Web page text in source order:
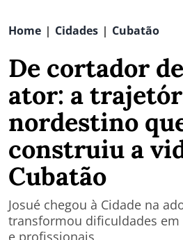
Home | Cidades | Cubatão
De cortador
ator: a
nordestino
construiu a
Cubatão
Josué chegou à Cidade na
transformou dificuldades em
e profissionais